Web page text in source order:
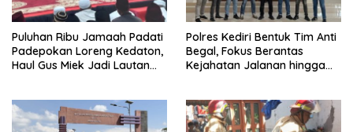
Puluhan Ribu Jamaah Padati
Padepokan Loreng Kedaton,
Haul Gus Miek Jadi Lautan
Polres Kediri Bentuk Tim Anti
Begal, Fokus Berantas
Kejahatan Jalanan hingga